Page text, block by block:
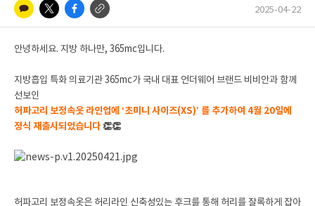
2025-04-22
안녕하세요. 지방 하나만, 365mc입니다.
지방흡입 특화 의료기관 365mc가 국내 대표 언더웨어 브랜드 비비안과 함께
선보인
허파고리 보정속옷 라인업에 ‘초미니 사이즈(XS)’ 를 추가하여 4월 20일에
정식 재출시되었습니다👏👏
허파고리 보정속옷은 허리라인 신축성있는 후크를 통해 허리를 잘록하게 잡아